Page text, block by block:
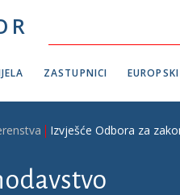
ZASTUPNICI
Izvješće Odbora za